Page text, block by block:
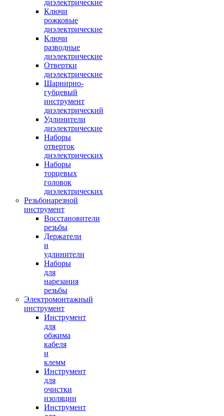
диэлектрические
Ключи
рожковые
диэлектрические
Ключи
разводные
диэлектрические
Отвертки
диэлектрические
Шарнирно-
губцевый
инструмент
диэлектрический
Удлинители
диэлектрические
Наборы
отверток
диэлектрических
Наборы
торцевых
головок
диэлектрических
Резьбонарезной
инструмент
Восстановители
резьбы
Держатели
и
удлинители
Наборы
для
нарезания
резьбы
Электромонтажный
инструмент
Инструмент
для
обжима
кабеля
и
клемм
Инструмент
для
очистки
изоляции
Инструмент